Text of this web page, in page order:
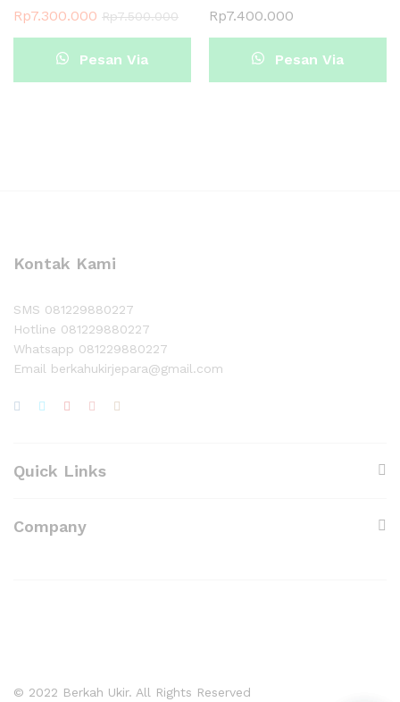
Rp7.300.000 Rp7.500.000
Pesan Via
Rp7.400.000
Pesan Via
Kontak Kami
SMS 081229880227
Hotline 081229880227
Whatsapp 081229880227
Email berkahukirjepara@gmail.com
Quick Links
Company
© 2022 Berkah Ukir. All Rights Reserved